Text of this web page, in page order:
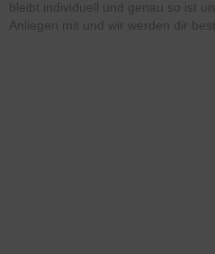
bleibt individuell und genau so ist
Anliegen mit und wir werden dir